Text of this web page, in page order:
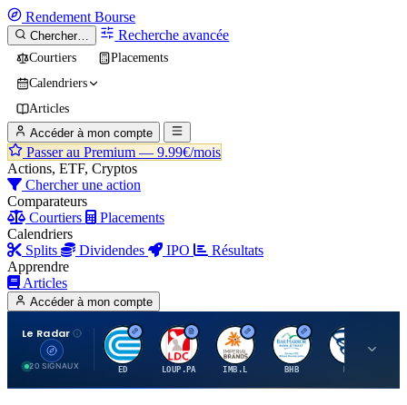
Rendement Bourse
Chercher… Recherche avancée
Courtiers
Placements
Calendriers
Articles
Accéder à mon compte
Passer au Premium — 9.99€/mois
Actions, ETF, Cryptos
Chercher une action
Comparateurs
Courtiers
Placements
Calendriers
Splits
Dividendes IPO
Résultats
Apprendre
Articles
Accéder à mon compte
Le Radar
20 SIGNAUX
C
ED
L
LOUP.PA
I
IMB.L
B
BHB
B